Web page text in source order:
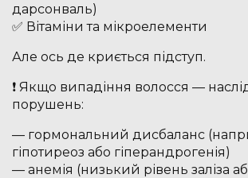
дарсонваль)
✅ Вітаміни та мікроелементи
Але ось де криється підступ.
❗️ Якщо випадіння волосся —
порушень:
— гормональний дисбаланс
гіпотиреоз або гіперандрогенія)
— анемія (низький рівень заліза